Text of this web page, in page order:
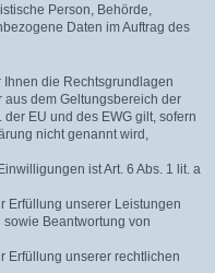
Person, Behörde,
Daten im Auftrag des
Ihnen die Rechtsgrundlagen
dem Geltungsbereich der
EU und des EWG gilt, sofern
nicht genannt wird,
ist Art. 6 Abs. 1 lit. a
Erfüllung unserer Leistungen
Beantwortung von
Erfüllung unserer rechtlichen